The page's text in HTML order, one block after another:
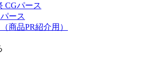
CGパース
ース
商品PR紹介用）